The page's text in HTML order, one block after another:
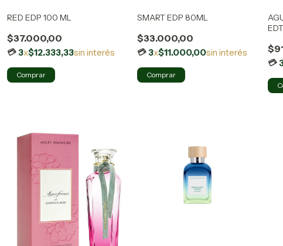
RED EDP 100 ML
$37.000,00
3x$12.333,33sin interés
SMART EDP 80ML
$33.000,00
3x$11.000,00sin interés